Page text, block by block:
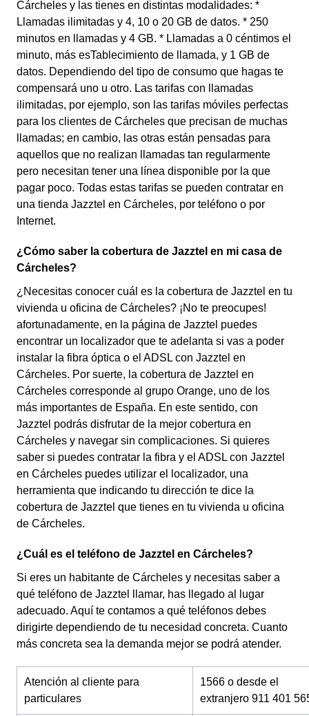
Cárcheles y las tienes en distintas modalidades: *
Llamadas ilimitadas y 4, 10 o 20 GB de datos. * 250
minutos en llamadas y 4 GB. * Llamadas a 0 céntimos el
minuto, más esTablecimiento de llamada, y 1 GB de
datos. Dependiendo del tipo de consumo que hagas te
compensará uno u otro. Las tarifas con llamadas
ilimitadas, por ejemplo, son las tarifas móviles perfectas
para los clientes de Cárcheles que precisan de muchas
llamadas; en cambio, las otras están pensadas para
aquellos que no realizan llamadas tan regularmente
pero necesitan tener una línea disponible por la que
pagar poco. Todas estas tarifas se pueden contratar en
una tienda Jazztel en Cárcheles, por teléfono o por
Internet.
¿Cómo saber la cobertura de Jazztel en mi casa de
Cárcheles?
¿Necesitas conocer cuál es la cobertura de Jazztel en tu
vivienda u oficina de Cárcheles? ¡No te preocupes!
afortunadamente, en la página de Jazztel puedes
encontrar un localizador que te adelanta si vas a poder
instalar la fibra óptica o el ADSL con Jazztel en
Cárcheles. Por suerte, la cobertura de Jazztel en
Cárcheles corresponde al grupo Orange, uno de los
más importantes de España. En este sentido, con
Jazztel podrás disfrutar de la mejor cobertura en
Cárcheles y navegar sin complicaciones. Si quieres
saber si puedes contratar la fibra y el ADSL con Jazztel
en Cárcheles puedes utilizar el localizador, una
herramienta que indicando tu dirección te dice la
cobertura de Jazztel que tienes en tu vivienda u oficina
de Cárcheles.
¿Cuál es el teléfono de Jazztel en Cárcheles?
Si eres un habitante de Cárcheles y necesitas saber a
qué teléfono de Jazztel llamar, has llegado al lugar
adecuado. Aquí te contamos a qué teléfonos debes
dirigirte dependiendo de tu necesidad concreta. Cuanto
más concreta sea la demanda mejor se podrá atender.
Atención al cliente para
particulares
1566 o desde el
extranjero 911 401